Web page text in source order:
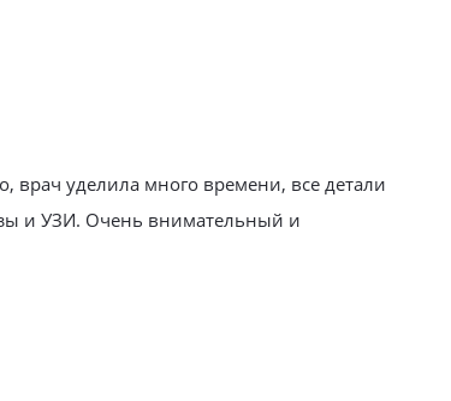
уделила много времени, все детали
и УЗИ. Очень внимательный и